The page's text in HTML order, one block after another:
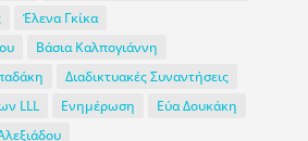
Έλενα Γκίκα
Βάσια Καλπογιάννη
Διαδικτυακές Συναντήσεις
LLL
Ενημέρωση
Εύα Δουκάκη